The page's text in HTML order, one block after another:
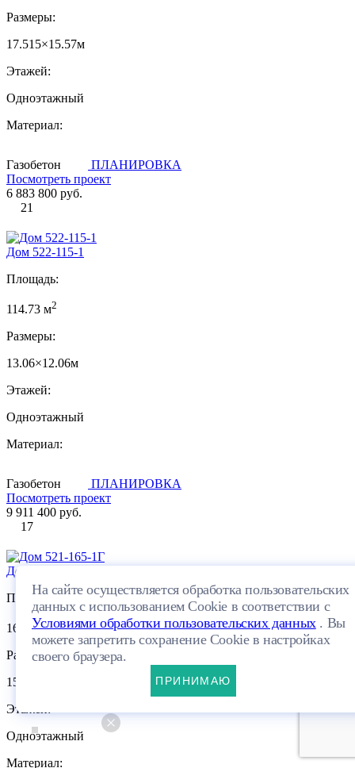
Размеры:
17.515×15.57м
Этажей:
Одноэтажный
Материал:
Газобетон
ПЛАНИРОВКА
Посмотреть проект
6 883 800 руб.
21
Дом 522-115-1
Площадь:
114.73 м2
Размеры:
13.06×12.06м
Этажей:
Одноэтажный
Материал:
Газобетон
ПЛАНИРОВКА
Посмотреть проект
9 911 400 руб.
17
Дом 521-165-1Г
Площадь:
165.19 м2
Размеры:
15.63×14.62м
Этажей:
Одноэтажный
Материал:
На сайте осуществляется обработка пользовательских
данных с использованием Cookie в соответствии с
Условиями обработки пользовательских данных. Вы
можете запретить сохранение Cookie в настройках
своего браузера.
ПРИНИМАЮ